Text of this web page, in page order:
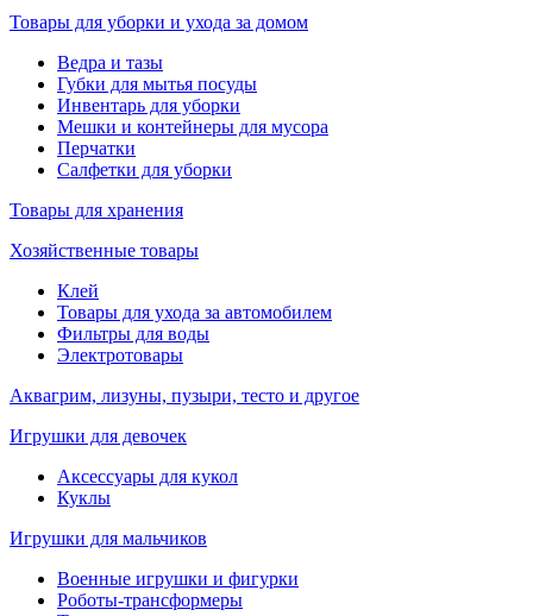
Товары для уборки и ухода за домом
Ведра и тазы
Губки для мытья посуды
Инвентарь для уборки
Мешки и контейнеры для мусора
Перчатки
Салфетки для уборки
Товары для хранения
Хозяйственные товары
Клей
Товары для ухода за автомобилем
Фильтры для воды
Электротовары
Аквагрим, лизуны, пузыри, тесто и другое
Игрушки для девочек
Аксессуары для кукол
Куклы
Игрушки для мальчиков
Военные игрушки и фигурки
Роботы-трансформеры